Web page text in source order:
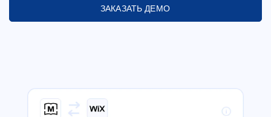
ЗАКАЗАТЬ ДЕМО